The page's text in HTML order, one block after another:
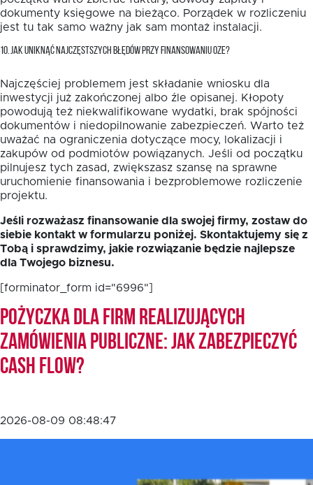
dokumenty księgowe na bieżąco. Porządek w rozliczeniu
jest tu tak samo ważny jak sam montaż instalacji.
10. JAK UNIKNĄĆ NAJCZĘSTSZYCH BŁĘDÓW PRZY FINANSOWANIU OZE?
Najczęściej problemem jest składanie wniosku dla
inwestycji już zakończonej albo źle opisanej. Kłopoty
powodują też niekwalifikowane wydatki, brak spójności
dokumentów i niedopilnowanie zabezpieczeń. Warto też
uważać na ograniczenia dotyczące mocy, lokalizacji i
zakupów od podmiotów powiązanych. Jeśli od początku
pilnujesz tych zasad, zwiększasz szansę na sprawne
uruchomienie finansowania i bezproblemowe rozliczenie
projektu.
Jeśli rozważasz finansowanie dla swojej firmy, zostaw do
siebie kontakt w formularzu poniżej. Skontaktujemy się z
Tobą i sprawdzimy, jakie rozwiązanie będzie najlepsze
dla Twojego biznesu.
[forminator_form id="6996"]
Pożyczka dla firm realizujących
zamówienia publiczne: jak zabezpieczyć
cash flow?
2026-08-09 08:48:47